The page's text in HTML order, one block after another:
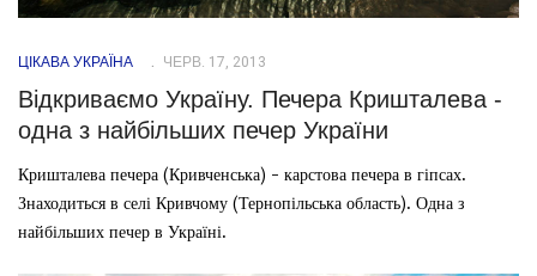
ЦІКАВА УКРАЇНА ЧЕРВ. 17, 2013
Відкриваємо Україну. Печера Кришталева -
одна з найбільших печер України
Кришталева печера (Кривченська) - карстова печера в гіпсах.
Знаходиться в селі Кривчому (Тернопільська область). Одна з
найбільших печер в Україні.